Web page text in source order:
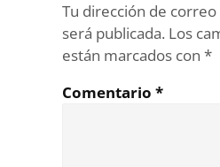
Tu dirección de
será publicada. Los
están marcados con *
Comentario *